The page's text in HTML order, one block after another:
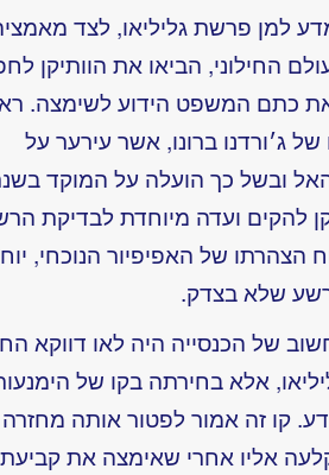
למן פרשת גליליאו, לצד
החילוני, הביאו את הוותיקן
כתם המשפט הידוע לשימצה.
ג׳ורדנו ברונו, אשר עירער על
הוותיקן להקים ועדה מיוחדת לבדיקת
הצהרתו של האפיפיור הנוכחי,
שלא בצדק.
של הכנסייה היה לאו דווקא
אלא בחירתה בקו של
קו זה אמור לפטור אותה
אליו אחרי שאימצה את